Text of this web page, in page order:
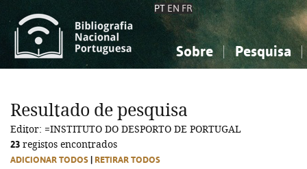
PT EN FR
Sobre Pesquisa
Ciências sociais...
Ciências sociais...
Resultado de pesquisa
Editor: =INSTITUTO DO DESPORTO DE PORTUGAL
23 registos encontrados
ADICIONAR TODOS RETIRAR TODOS